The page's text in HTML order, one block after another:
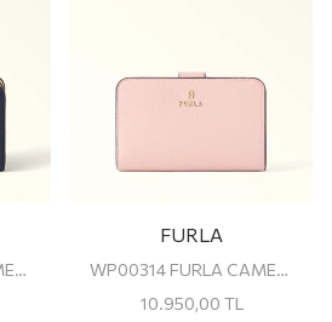
WP00314 FURLA CAMELIA M COMPACT WALLET
FURLA
WP00314 FURLA CAMELIA M COMPACT WALLET
10.950,00 TL